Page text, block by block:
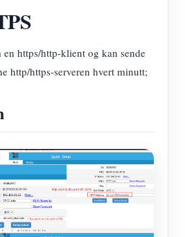
https/http-klient og kan sende
http/https-serveren hvert minutt;